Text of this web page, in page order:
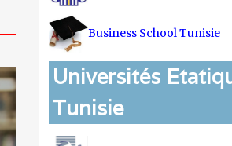
Business School Tunisie
Universités
Tunisie